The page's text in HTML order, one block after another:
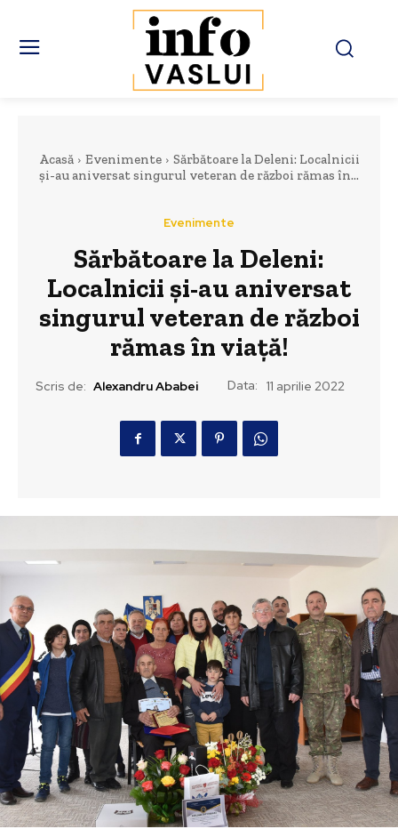
Acasă Evenimente
Sărbătoare la Deleni: Localnicii
și-au aniversat singurul veteran de război rămas în...
Evenimente
Sărbătoare la Deleni:
Localnicii și-au aniversat
singurul veteran de război
rămas în viață!
Scris de: Alexandru Ababei Data: 11 aprilie 2022